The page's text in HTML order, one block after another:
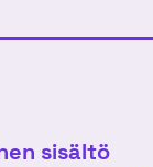
sisältö